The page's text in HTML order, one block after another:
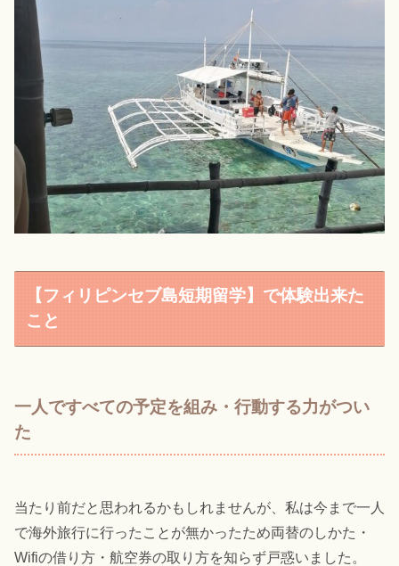
【フィリピンセブ島短期留学】で体験出来た
こと
一人ですべての予定を組み・行動する力がつい
た
当たり前だと思われるかもしれませんが、私は今まで一人
で海外旅行に行ったことが無かったため両替のしかた・
Wifiの借り方・航空券の取り方を知らず戸惑いました。